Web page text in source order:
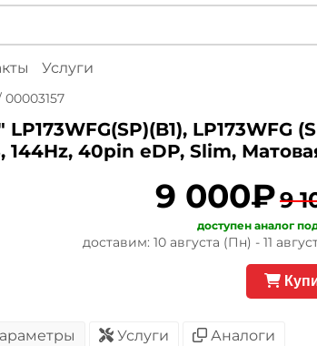
Услуги
00003157
LP173WFG
144Hz, 40pin eDP, Slim,
9 000₽9
доступен аналог
доставим: 10 августа (Пн) - 11
Услуги Аналоги